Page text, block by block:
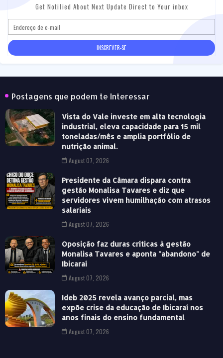
Get Notified About Next Update Direct to Your inbox
Postagens que podem te Interessar
Vista do Vale investe em alta tecnologia
industrial, eleva capacidade para 15 mil
toneladas/mês e amplia portfólio de
nutrição animal.
August 07, 2026
Presidente da Câmara dispara contra
gestão Monalisa Tavares e diz que
servidores vivem humilhação com atrasos
salariais
August 07, 2026
Oposição faz duras críticas à gestão
Monalisa Tavares e aponta "abandono" de
Ibicaraí
August 07, 2026
Ideb 2025 revela avanço parcial, mas
expõe crise da educação de Ibicaraí nos
anos finais do ensino fundamental
August 07, 2026